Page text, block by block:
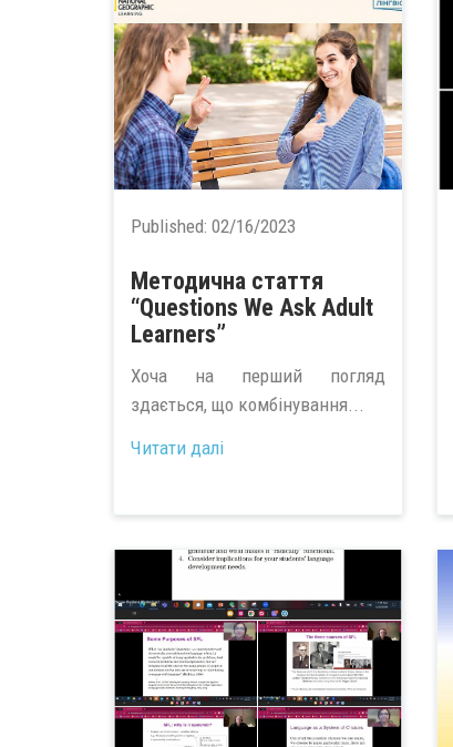
Published: 02/16/2023
Методична стаття
“Questions We Ask Adult
Learners”
Хоча на перший погляд
здається, що комбінування...
Читати далі